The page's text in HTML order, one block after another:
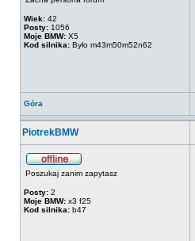
Wiek: 42
Posty: 1056
Moje BMW: X5
Kod silnika: Było m43m50m52n62
Góra
PiotrekBMW
Poszukaj zanim zapytasz
Posty: 2
Moje BMW: x3 f25
Kod silnika: b47